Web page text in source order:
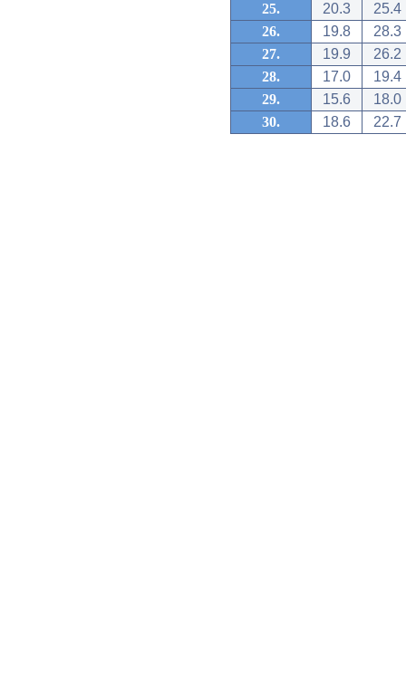
25.
20.3
25.4
26.
19.8
28.3
27.
19.9
26.2
28.
17.0
19.4
29.
15.6
18.0
30.
18.6 22.7